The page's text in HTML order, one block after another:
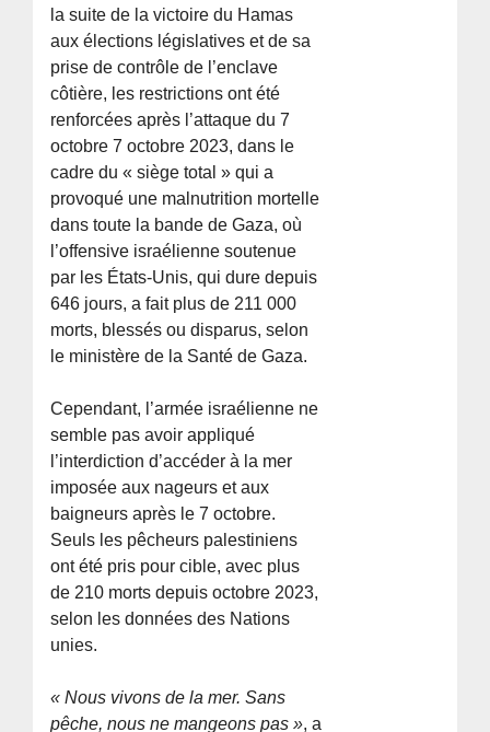
la suite de la victoire du Hamas
aux élections législatives et de sa
prise de contrôle de l’enclave
côtière, les restrictions ont été
renforcées après l’attaque du 7
octobre 7 octobre 2023, dans le
cadre du « siège total » qui a
provoqué une malnutrition mortelle
dans toute la bande de Gaza, où
l’offensive israélienne soutenue
par les États-Unis, qui dure depuis
646 jours, a fait plus de 211 000
morts, blessés ou disparus, selon
le ministère de la Santé de Gaza.
Cependant, l’armée israélienne ne
semble pas avoir appliqué
l’interdiction d’accéder à la mer
imposée aux nageurs et aux
baigneurs après le 7 octobre.
Seuls les pêcheurs palestiniens
ont été pris pour cible, avec plus
de 210 morts depuis octobre 2023,
selon les données des Nations
unies.
« Nous vivons de la mer. Sans
pêche, nous ne mangeons pas », a